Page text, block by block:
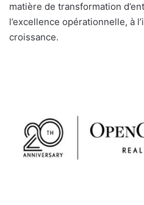
matière de transformation
l’excellence opérationnelle, à
croissance.